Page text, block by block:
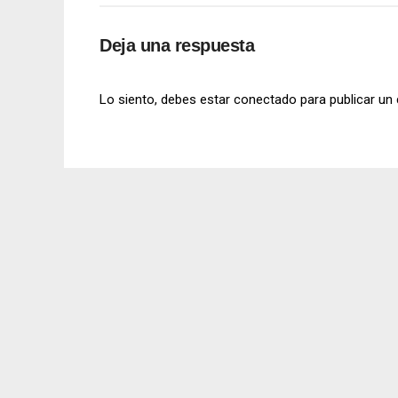
Deja una respuesta
Lo siento, debes estar conectado para publicar un